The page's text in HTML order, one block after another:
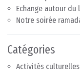
Echange autour du
Notre soirée
Catégories
Activités culturelles